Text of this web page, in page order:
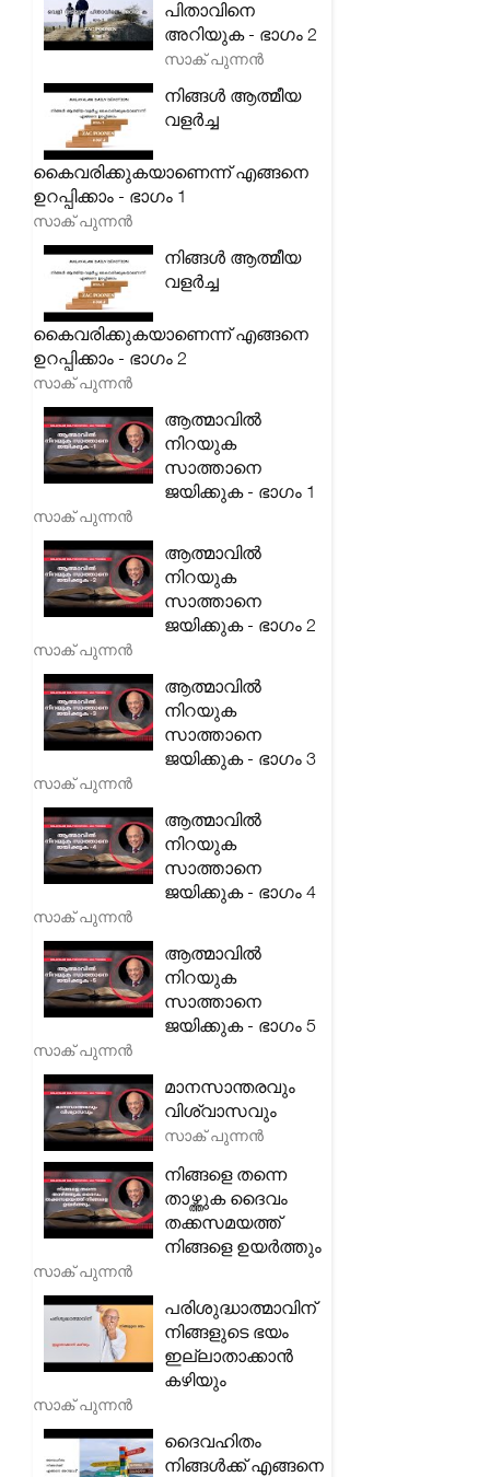
പിതാവിനെ
അറിയുക - ഭാഗം 2
സാക് പുന്നൻ
നിങ്ങൾ ആത്മീയ
വളർച്ച
കൈവരിക്കുകയാണെന്ന് എങ്ങനെ
ഉറപ്പിക്കാം - ഭാഗം 1
സാക് പുന്നൻ
നിങ്ങൾ ആത്മീയ
വളർച്ച
കൈവരിക്കുകയാണെന്ന് എങ്ങനെ
ഉറപ്പിക്കാം - ഭാഗം 2
സാക് പുന്നൻ
ആത്മാവിൽ
നിറയുക
സാത്താനെ
ജയിക്കുക - ഭാഗം 1
സാക് പുന്നൻ
ആത്മാവിൽ
നിറയുക
സാത്താനെ
ജയിക്കുക - ഭാഗം 2
സാക് പുന്നൻ
ആത്മാവിൽ
നിറയുക
സാത്താനെ
ജയിക്കുക - ഭാഗം 3
സാക് പുന്നൻ
ആത്മാവിൽ
നിറയുക
സാത്താനെ
ജയിക്കുക - ഭാഗം 4
സാക് പുന്നൻ
ആത്മാവിൽ
നിറയുക
സാത്താനെ
ജയിക്കുക - ഭാഗം 5
സാക് പുന്നൻ
മാനസാന്തരവും
വിശ്വാസവും
സാക് പുന്നൻ
നിങ്ങളെ തന്നെ
താഴ്ത്തുക ദൈവം
തക്കസമയത്ത്
നിങ്ങളെ ഉയർത്തും
സാക് പുന്നൻ
പരിശുദ്ധാത്മാവിന്
നിങ്ങളുടെ ഭയം
ഇല്ലാതാക്കാൻ
കഴിയും
സാക് പുന്നൻ
ദൈവഹിതം
നിങ്ങൾക്ക് എങ്ങനെ